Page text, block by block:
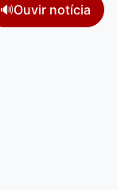
🔊Ouvir notícia